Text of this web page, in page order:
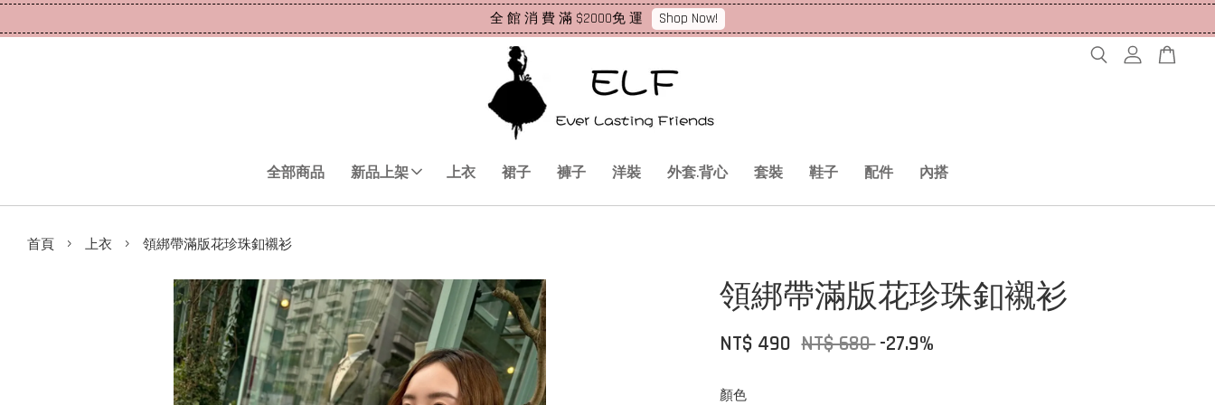
全 館 消 費 滿 $2000免 運 Shop Now!
全部商品 新品上架 上衣 裙子 褲子 洋裝 外套.背心 套裝 鞋子 配件 內搭
首頁 › 上衣 › 領綁帶滿版花珍珠釦襯衫
領綁帶滿版花珍珠釦襯衫
NT$ 490 NT$ 680-27.9%
顏色